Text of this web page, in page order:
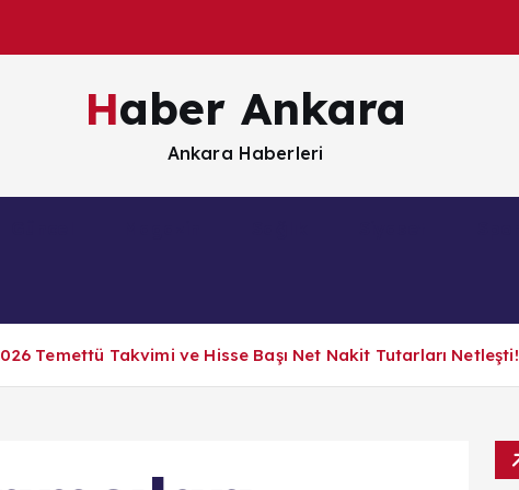
Haber Ankara
Ankara Haberleri
Temettü Takvimi ve Hisse Başı Net Nakit Tutarları Netleşti!